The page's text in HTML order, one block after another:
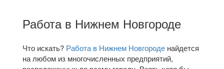
Работа в Нижнем Новгороде
Что искать? Работа в Нижнем Новгороде найдется
на любом из многочисленных предприятий,